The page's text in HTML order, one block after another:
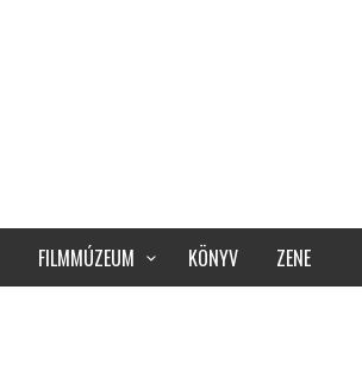
FILMMÚZEUM KÖNYV ZENE